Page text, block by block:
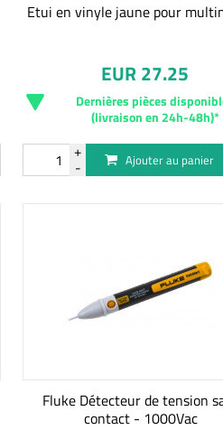
Etui en vinyle jaune pour
EUR 27.25
Dernières pièces
(livraison en 24h-48h)*
Ajouter au panier
Fluke Détecteur de tension
contact - 1000Vac